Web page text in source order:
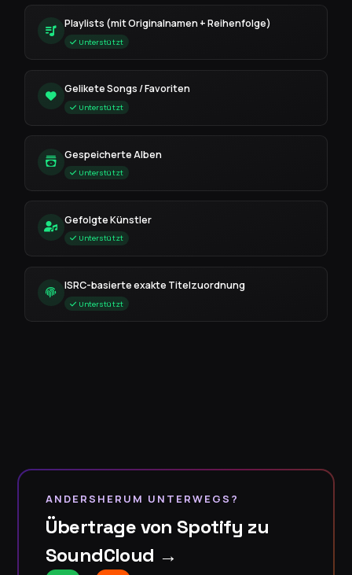
Playlists (mit Originalnamen + Reihenfolge)
Unterstützt
Gelikete Songs / Favoriten
Unterstützt
Gespeicherte Alben
Unterstützt
Gefolgte Künstler
Unterstützt
ISRC-basierte exakte Titelzuordnung
Unterstützt
ANDERSHERUM UNTERWEGS?
Übertrage von Spotify zu
SoundCloud →